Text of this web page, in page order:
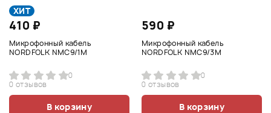
ХИТ
410 ₽
Микрофонный кабель
NORDFOLK NMC9/1M
0
0 отзывов
В корзину
590 ₽
Микрофонный кабель
NORDFOLK NMC9/3M
0
0 отзывов
В корзину